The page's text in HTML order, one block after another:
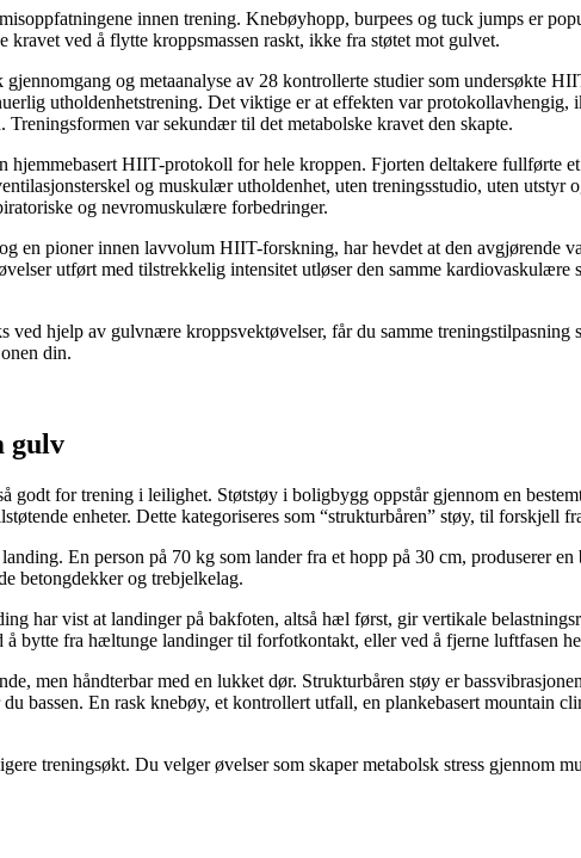
innen trening. Knebøyhopp, burpees og tuck jumps er
ved å flytte kroppsmassen raskt, ikke fra støtet mot gulvet.
og metaanalyse av 28 kontrollerte studier som undersøkte
utholdenhetstrening. Det viktige er at effekten var
var sekundær til det metabolske kravet den skapte.
HIIT-protokoll for hele kroppen. Fjorten deltakere fullførte
og muskulær utholdenhet, uten treningsstudio, uten utstyr
og nevromuskulære forbedringer.
pioner innen lavvolum HIIT-forskning, har hevdet at den avgjørende
utført med tilstrekkelig intensitet utløser den samme
hjelp av gulvnære kroppsvektøvelser, får du samme treningstilpasning
din.
gulv
for trening i leilighet. Støtstøy i boligbygg oppstår gjennom en
enheter. Dette kategoriseres som “strukturbåren” støy, til forskjell
En person på 70 kg som lander fra et hopp på 30 cm, produserer
betongdekker og trebjelkelag.
har vist at landinger på bakfoten, altså hæl først, gir vertikale
bytte fra hæltunge landinger til forfotkontakt, eller ved å fjerne luftfasen
men håndterbar med en lukket dør. Strukturbåren støy er
bassen. En rask knebøy, et kontrollert utfall, en plankebasert mountain
treningsøkt. Du velger øvelser som skaper metabolsk stress gjennom